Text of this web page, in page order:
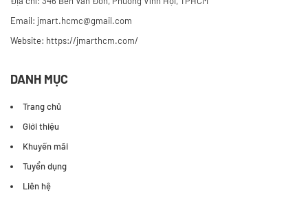
Email: jmart.hcmc@gmail.com
Website: https://jmarthcm.com/
DANH MỤC
Trang chủ
Giới thiệu
Khuyến mãi
Tuyển dụng
Liên hệ